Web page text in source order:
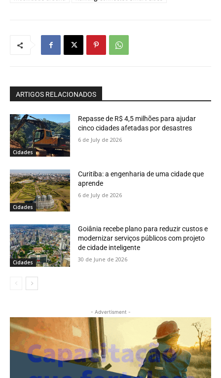
ARTIGOS RELACIONADOS
Cidades
Repasse de R$ 4,5 milhões para ajudar
cinco cidades afetadas por desastres
6 de July de 2026
Cidades
Curitiba: a engenharia de uma cidade que
aprende
6 de July de 2026
Cidades
Goiânia recebe plano para reduzir custos e
modernizar serviços públicos com projeto
de cidade inteligente
30 de June de 2026
- Advertisment -